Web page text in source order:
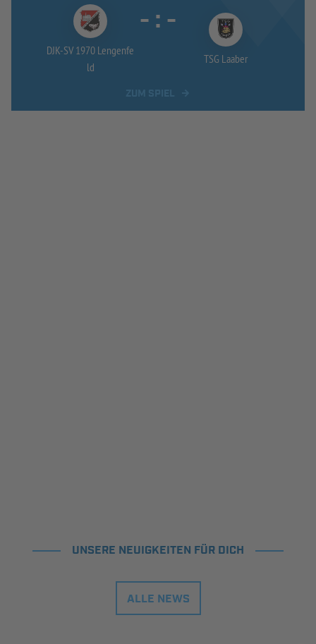
DJK-SV 1970 Lengenfe
ld
- : -
TSG Laaber
UNSERE NEUIGKEITEN FÜR DICH
ALLE NEWS